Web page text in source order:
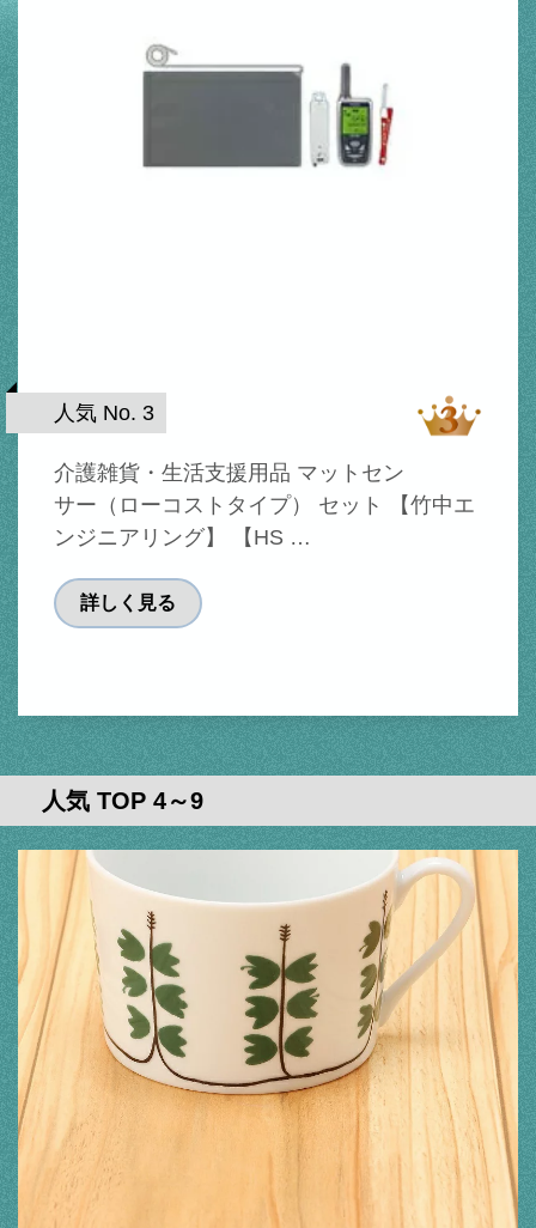
人気 No. 3
介護雑貨・生活支援用品 マットセン
サー（ローコストタイプ） セット 【竹中エ
ンジニアリング】 【HS …
詳しく見る
人気 TOP 4～9